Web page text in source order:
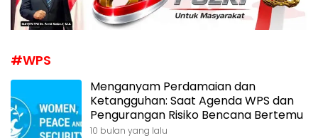
#WPS
Menganyam Perdamaian dan
Ketangguhan: Saat Agenda WPS dan
Pengurangan Risiko Bencana Bertemu
10 bulan yang lalu